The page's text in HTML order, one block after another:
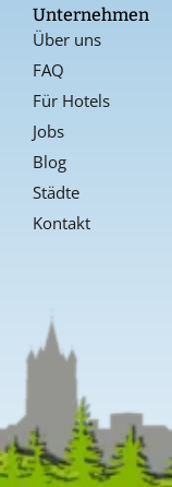
Unternehmen
Über uns
FAQ
Für Hotels
Jobs
Blog
Städte
Kontakt